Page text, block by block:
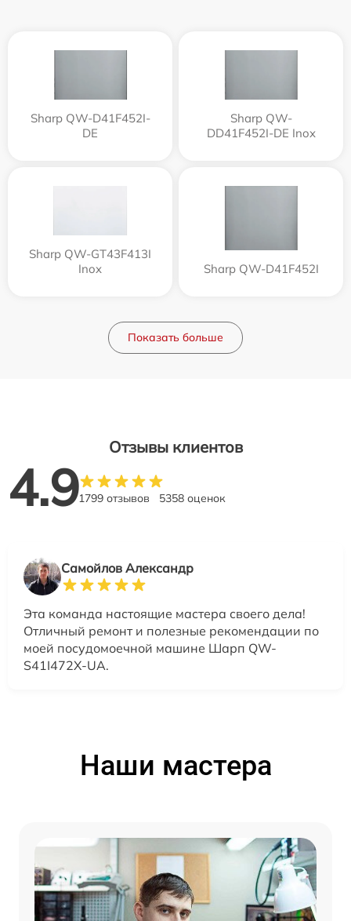
Sharp QW-D41F452I-
DE
Sharp QW-
DD41F452I-DE Inox
Sharp QW-GT43F413I
Inox
Sharp QW-D41F452I
Показать больше
Отзывы клиентов
4.91799 отзывов 5358 оценок
Самойлов Александр
Эта команда настоящие мастера своего дела!
Отличный ремонт и полезные рекомендации по
моей посудомоечной машине Шарп QW-
S41I472X-UA.
Наши мастера